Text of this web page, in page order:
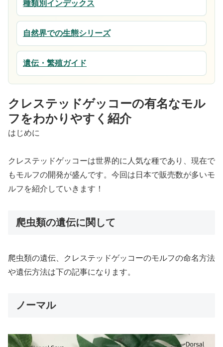
種類別インデックス
自然界での生態シリーズ
遺伝・繁殖ガイド
クレステッドゲッコーの有名なモル
フをわかりやすく紹介
はじめに
クレステッドゲッコーは世界的に人気な種であり、現在で
もモルフの開発が盛んです。今回は日本で販売数が多いモ
ルフを紹介していきます！
爬虫類の遺伝に関して
爬虫類の遺伝、クレステッドゲッコーのモルフの命名方法
や遺伝方法は下の記事になります。
ノーマル